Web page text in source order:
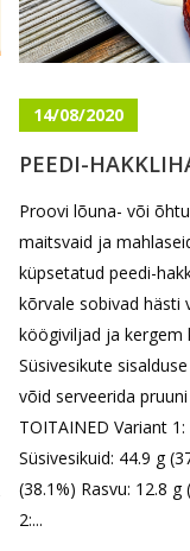
14/08/2020
PEEDI-
Proovi lõuna- või
maitsvaid ja
küpsetatud peedi-
kõrvale sobivad hästi
köögiviljad ja kergem
Süsivesikute
võid serveerida pruuni
TOITAINED Variant
Süsivesikuid: 44.9 g
(38.1%) Rasvu: 12.8 g
2:...